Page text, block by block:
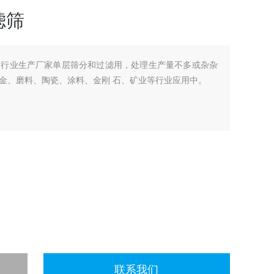
筛
业生产厂家单层筛分和过滤用，处理生产量不多或杂杂
、磨料、陶瓷、涂料、金刚 石、矿业等行业应用中。
联系我们